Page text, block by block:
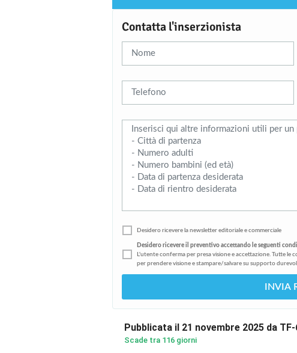
Contatta l'inserzionista
Desidero ricevere la newsletter editoriale e commerciale
Desidero ricevere il preventivo accettando le seguenti
L'utente conferma per presa visione e accettazione. Tutte le
per prendere visione e stampare/salvare su supporto
INVIA
Pubblicata il 21 novembre 2025 da
Scade tra 116 giorni